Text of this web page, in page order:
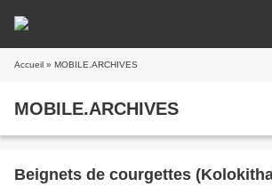
Accueil » MOBILE.ARCHIVES
MOBILE.ARCHIVES
Beignets de courgettes